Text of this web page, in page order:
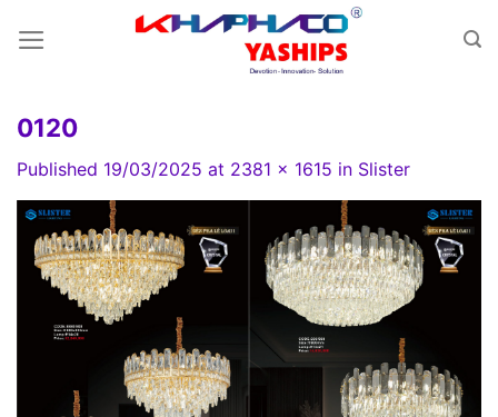
0120
Published 19/03/2025 at 2381 × 1615 in Slister